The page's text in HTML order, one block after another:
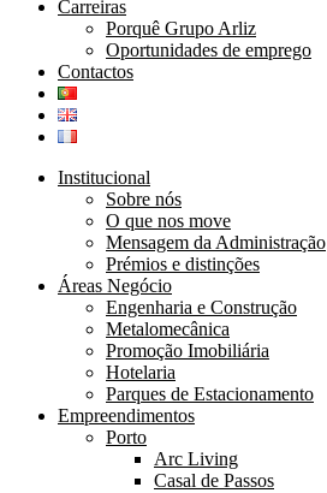
Carreiras
Porquê Grupo Arliz
Oportunidades de emprego
Contactos
Institucional
Sobre nós
O que nos move
Mensagem da Administração
Prémios e distinções
Áreas Negócio
Engenharia e Construção
Metalomecânica
Promoção Imobiliária
Hotelaria
Parques de Estacionamento
Empreendimentos
Porto
Arc Living
Casal de Passos